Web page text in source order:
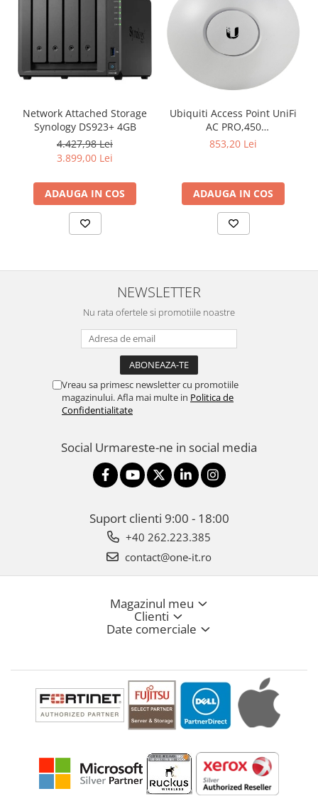
Network Attached Storage
Synology DS923+ 4GB
4.427,98 Lei
3.899,00 Lei
ADAUGA IN COS
Ubiquiti Access Point UniFi
AC PRO,450
Mbps(2.4GHz),1300
included,
802.3af/at,2x10/100/1000
RJ45 Port, Integrated 3 dBi
3x3 MIMO (2.4GHz and
5GHz),250+ Co
853,20 Lei
ADAUGA IN COS
NEWSLETTER
Nu rata ofertele si promotiile noastre
Vreau sa primesc newsletter cu promotiile
magazinului. Afla mai multe in Politica de
Confidentialitate
Social Urmareste-ne in social media
Suport clienti 9:00 - 18:00
+40 262.223.385
contact@one-it.ro
Magazinul meu
Clienti
Date comerciale